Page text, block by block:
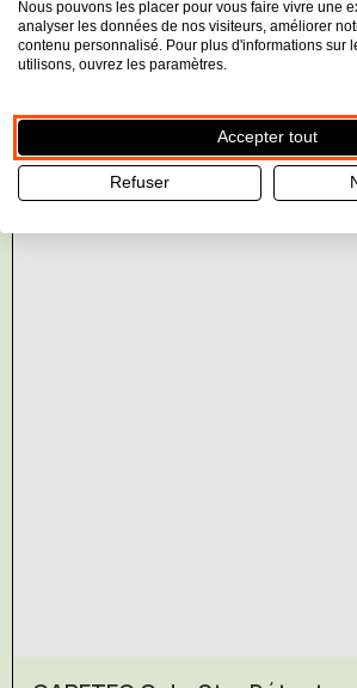
Nous pouvons les placer pour vous faire vivre une
analyser les données de nos visiteurs, améliorer
contenu personnalisé. Pour plus d'informations sur
utilisons, ouvrez les paramètres.
Accepter tout
Refuser